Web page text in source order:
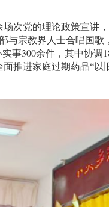
党的理论政策宣讲
宗教界人士合唱国
事300余件，其中协
推进家庭过期药品“以